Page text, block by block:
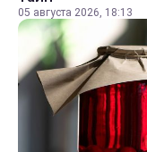
05 августа 2026, 18:13